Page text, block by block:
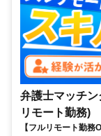
弁護士マッチ
リモート勤務)
【フルリモート勤